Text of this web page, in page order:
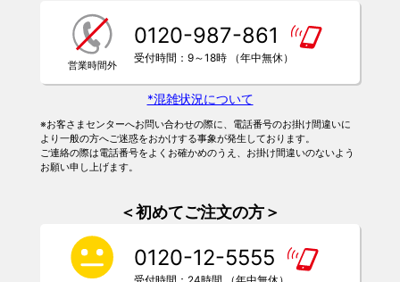
0120-987-861
受付時間：9～18時 （年中無休）
*混雑状況について
※お客さまセンターへお問い合わせの際に、電話番号のお掛け間違いに
より一般の方へご迷惑をおかけする事象が発生しております。
ご連絡の際は電話番号をよくお確かめのうえ、お掛け間違いのないよう
お願い申し上げます。
＜初めてご注文の方＞
0120-12-5555